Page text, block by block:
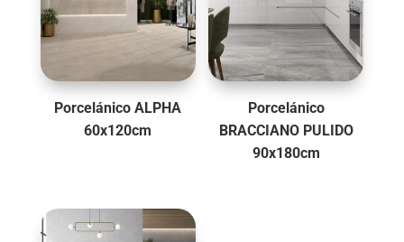
Porcelánico ALPHA
60x120cm
Porcelánico
BRACCIANO PULIDO
90x180cm